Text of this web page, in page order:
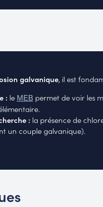
galvanique, il est
: le MEB permet de voir les
: la présence de
un couple galvanique).